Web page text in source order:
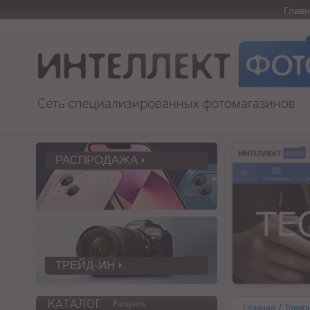
РАСПРОДАЖА
ТРЕЙД-ИН
КАТАЛОГ Раскрыть Главная /